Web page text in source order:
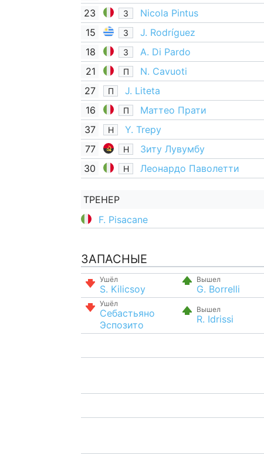
23
З
Nicola Pintus
15
З
J. Rodríguez
18
З
A. Di Pardo
21
П
N. Cavuoti
27
П
J. Liteta
16
П
Маттео Прати
37
Н
Y. Trepy
77
Н
Зиту Лувумбу
30
Н Леонардо Паволетти
ТРЕНЕР
F. Pisacane
ЗАПАСНЫЕ
Ушёл
S. Kilicsoy
Вышел
G. Borrelli
Ушёл
Себастьяно
Эспозито
Вышел
R. Idrissi